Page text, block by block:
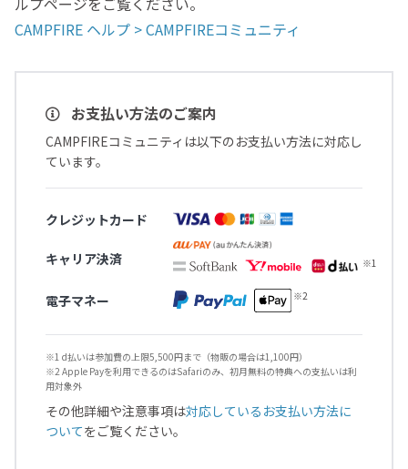
CAMPFIRE ヘルプ > CAMPFIREコミュニティ
お支払い方法のご案内
CAMPFIREコミュニティは以下のお支払い方法に対応し
ています。
クレジットカード
キャリア決済
電子マネー
※1 d払いは参加費の上限5,500円まで（物販の場合は1,100円）
※2 Apple Payを利用できるのはSafariのみ、初月無料の特典への支払いは利
用対象外
その他詳細や注意事項は対応しているお支払い方法に
ついてをご覧ください。